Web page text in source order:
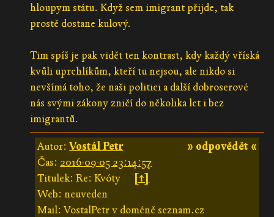
hloupym státu. Když sem imigrant přijde, tak
prostě dostane kulový.
Tim spíš je pak vidět ten kontrast, kdy každý vříská
kvůli uprchlíkům, kteří tu nejsou, ale nikdo si
nevšímá toho, že naši politici a další dobroserové
nás svými zákony zničí do několika let i bez
imigrantů.
» odpovědět «
Autor:Vostál Petr
Čas: 2016-09-05 23:14:57
Titulek: Re: Kvóty
[↑]
Web: neuveden
Mail: VostalPetr v doméně seznam.cz